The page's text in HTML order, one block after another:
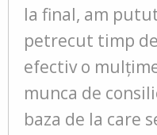
la final, am
petrecut timp
efectiv o
munca de
baza de la care